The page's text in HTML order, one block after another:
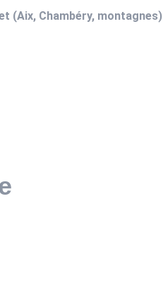
(Aix, Chambéry, montagnes)